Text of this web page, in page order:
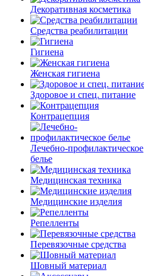
Декоративная косметика
Средства реабилитации
Гигиена
Женская гигиена
Здоровое и спец. питание
Контрацепция
Лечебно-профилактическое
белье
Медицинская техника
Медицинские изделия
Репелленты
Перевязочные средства
Шовный материал